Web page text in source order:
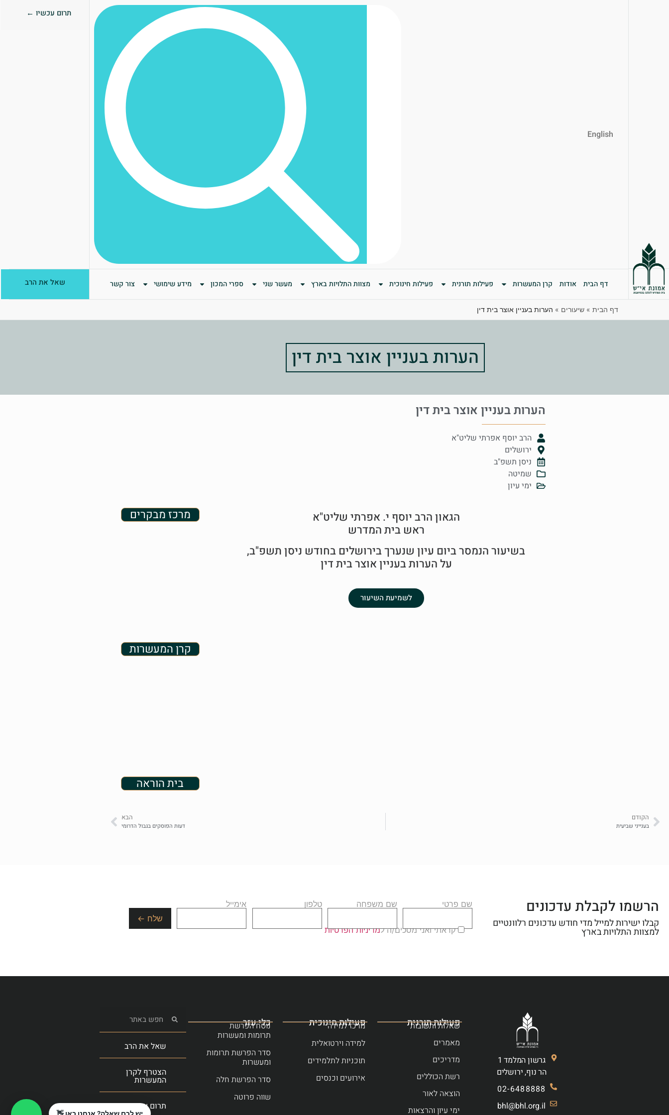
English
תרום עכשיו ←
דף הבית אודות קרן המעשרות פעילות תורנית פעילות חינוכית מצוות התלויות בארץ מעשר שני ספרי המכון מידע שימושי צור קשר שאל את הרב
דף הבית » שיעורים » הערות בעניין אוצר בית דין
הערות בעניין אוצר בית דין
הערות בעניין אוצר בית דין
הרב יוסף אפרתי שליט"א
ירושלים
ניסן תשפ"ב
שמיטה
ימי עיון
הגאון הרב יוסף י. אפרתי שליט"א
ראש בית המדרש
בשיעור הנמסר ביום עיון שנערך בירושלים בחודש ניסן תשפ"ב,
על הערות בעניין אוצר בית דין
לשמיעת השיעור
מרכז מבקרים
קרן המעשרות
בית הוראה
הקודם
בענייני שביעית
הבא
דעות הפוסקים בגבול הדרומי
הרשמו לקבלת עדכונים
קבלו ישירות למייל מדי חודש עדכונים רלוונטיים
למצוות התלויות בארץ
שם פרטי שם משפחה טלפון אימייל
קראתי ואני מסכים/ה למדיניות הפרטיות
גרשון המלמד 1
הר נוף, ירושלים
02-6488888
bhl@bhl.org.il
פעילות תורנית
שאלות ותשובות
מאמרים
מדריכים
רשת הכוללים
הוצאה לאור
ימי עיון והרצאות
פעילות חינוכית
מרכז למידה
למידה וירטואלית
תוכניות לתלמידים
אירועים וכנסים
כלי עזר
נוסח הפרשת
תרומות ומעשרות
סדר הפרשת תרומות
ומעשרות
סדר הפרשת חלה
שווה פרוטה
שאל את הרב
הצטרף לקרן
המעשרות
תרום עכשיו